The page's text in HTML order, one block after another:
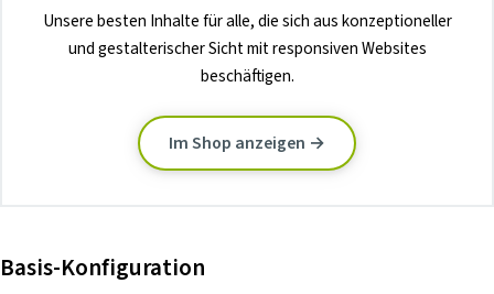
Unsere besten Inhalte für alle, die sich aus konzeptioneller
und gestalterischer Sicht mit responsiven Websites
beschäftigen.
Im Shop anzeigen →
Basis-Konfiguration